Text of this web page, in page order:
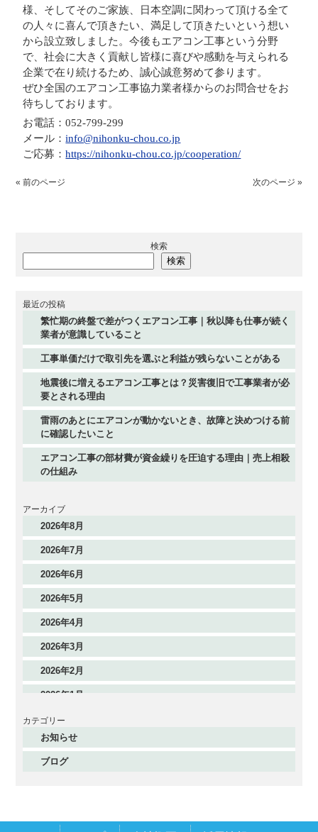
様、そしてそのご家族、日本空調に関わって頂ける全て
の人々に喜んで頂きたい、満足して頂きたいという想い
から設立致しました。今後もエアコン工事という分野
で、社会に大きく貢献し皆様に喜びや感動を与えられる
企業で在り続けるため、誠心誠意努めて参ります。
ぜひ全国のエアコン工事協力業者様からのお問合せをお
待ちしております。
お電話：052-799-299
メール：info@nihonku-chou.co.jp
ご応募：https://nihonku-chou.co.jp/cooperation/
« 前のページ 次のページ »
検索
検索
最近の投稿
繁忙期の終盤で差がつくエアコン工事｜秋以降も仕事が続く
業者が意識していること
工事単価だけで取引先を選ぶと利益が残らないことがある
地震後に増えるエアコン工事とは？災害復旧で工事業者が必
要とされる理由
雷雨のあとにエアコンが動かないとき、故障と決めつける前
に確認したいこと
エアコン工事の部材費が資金繰りを圧迫する理由｜売上相殺
の仕組み
アーカイブ
2026年8月
2026年7月
2026年6月
2026年5月
2026年4月
2026年3月
2026年2月
2026年1月
2025年12月
2025年11月
2025年10月
カテゴリー
お知らせ
ブログ